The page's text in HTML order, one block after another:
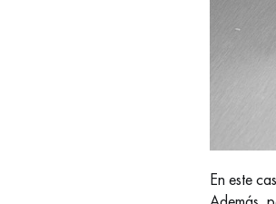
En este